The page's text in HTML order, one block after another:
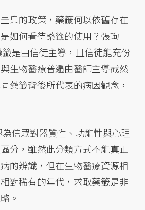
臬的政策，藥籤何以依舊存在
如何看待藥籤的使用？張珣
籤是由信徒主導，且信徒能充份
生物醫療普遍由醫師主導截然
藥籤背後所代表的病因觀念，
信眾對器質性、功能性與心理
分，雖然此分類方式不能真正
的辨識，但在生物醫療資源相
對稀有的年代，求取藥籤是非
。